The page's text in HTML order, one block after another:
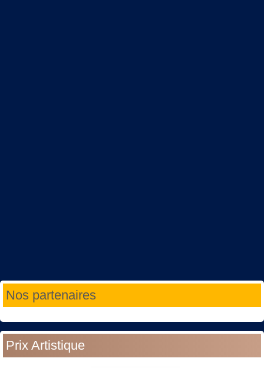
Nos partenaires
Prix Artistique
Année
précédente
Mois
précédent
Année
suivante
Mois
suivant